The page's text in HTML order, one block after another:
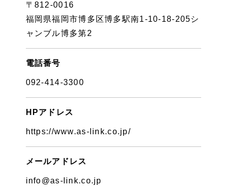
〒812-0016
福岡県福岡市博多区博多駅南1-10-18-205シ
ャンブル博多第2
電話番号
092-414-3300
HPアドレス
https://www.as-link.co.jp/
メールアドレス
info@as-link.co.jp